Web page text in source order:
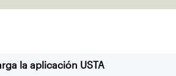
la aplicación USTA